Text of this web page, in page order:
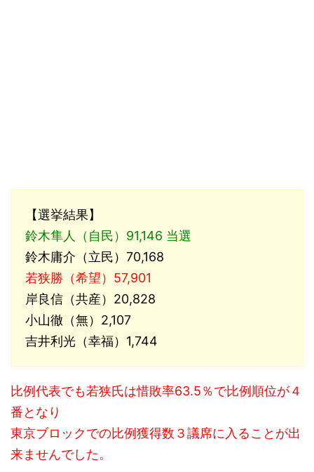
【選挙結果】
鈴木隼人（自民）91,146 当選
鈴木庸介（立民）70,168
若狭勝（希望）57,901
岸良信（共産）20,828
小山徹（無）2,107
吉井利光（幸福）1,744
比例代表でも若狭氏は惜敗率63.5％で比例順位が４
番となり
東京ブロックでの比例獲得数３議席に入ることが出
来ませんでした。